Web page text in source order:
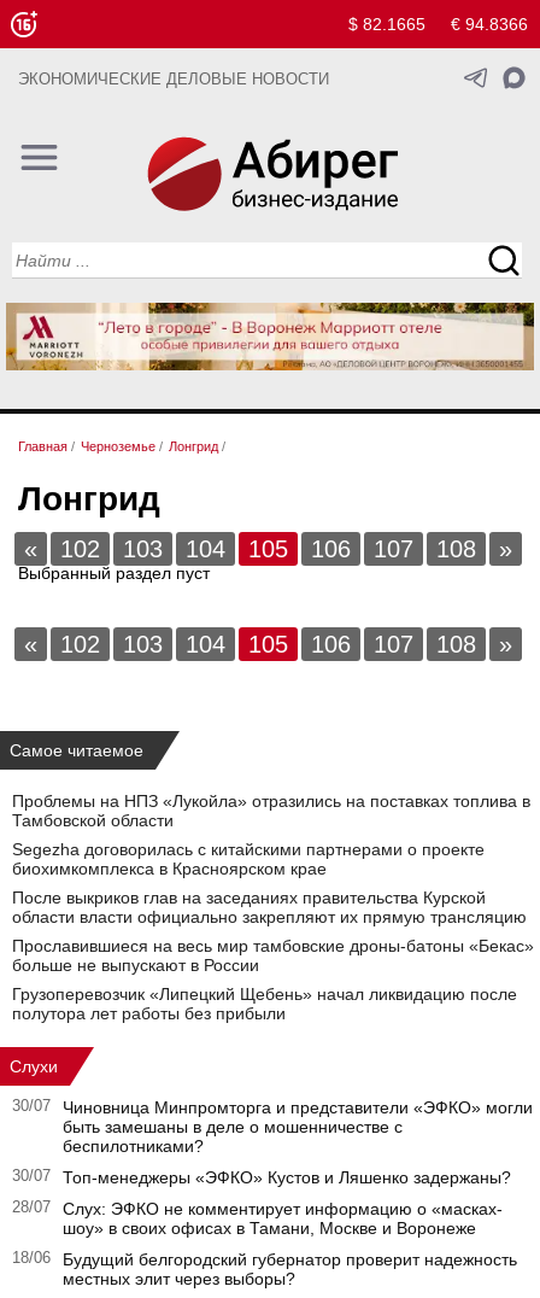
$ 82.1665 € 94.8366
ЭКОНОМИЧЕСКИЕ ДЕЛОВЫЕ НОВОСТИ
Главная / Черноземье / Лонгрид /
Лонгрид
« 102 103 104 105 106 107 108 »
Выбранный раздел пуст
« 102 103 104 105 106 107 108 »
Самое читаемое
Проблемы на НПЗ «Лукойла» отразились на поставках топлива в
Тамбовской области
Segezha договорилась с китайскими партнерами о проекте
биохимкомплекса в Красноярском крае
После выкриков глав на заседаниях правительства Курской
области власти официально закрепляют их прямую трансляцию
Прославившиеся на весь мир тамбовские дроны-батоны «Бекас»
больше не выпускают в России
Грузоперевозчик «Липецкий Щебень» начал ликвидацию после
полутора лет работы без прибыли
Слухи
30/07
Чиновница Минпромторга и представители «ЭФКО» могли
быть замешаны в деле о мошенничестве с
беспилотниками?
30/07 Топ-менеджеры «ЭФКО» Кустов и Ляшенко задержаны?
28/07
Слух: ЭФКО не комментирует информацию о «масках-
шоу» в своих офисах в Тамани, Москве и Воронеже
18/06
Будущий белгородский губернатор проверит надежность
местных элит через выборы?